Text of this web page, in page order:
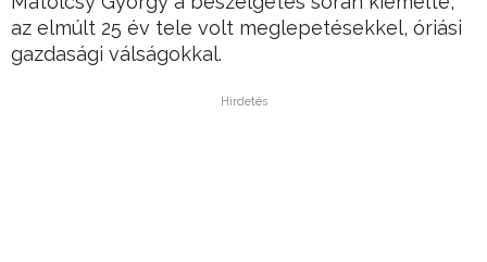
az elmúlt 25 év tele volt meglepetésekkel, óriási
gazdasági válságokkal.
Hirdetés